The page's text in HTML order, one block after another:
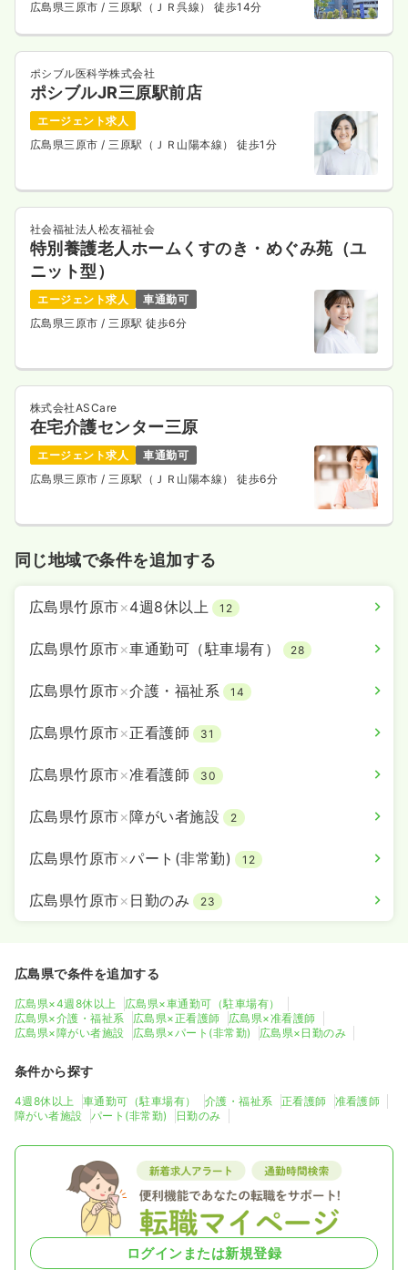
広島県三原市/ 三原駅（ＪＲ呉線） 徒歩14分
ポシブル医科学株式会社
ポシブルJR三原駅前店
エージェント求人
広島県三原市 / 三原駅（ＪＲ山陽本線） 徒歩1分
社会福祉法人松友福祉会
特別養護老人ホームくすのき・めぐみ苑（ユ
ニット型）
エージェント求人
車通勤可
広島県三原市 / 三原駅 徒歩6分
株式会社ASCare
在宅介護センター三原
エージェント求人
車通勤可
広島県三原市 / 三原駅（ＪＲ山陽本線） 徒歩6分
同じ地域で条件を追加する
広島県竹原市×4週8休以上 12
広島県竹原市×車通勤可（駐車場有） 28
広島県竹原市×介護・福祉系 14
広島県竹原市×正看護師 31
広島県竹原市×准看護師 30
広島県竹原市×障がい者施設 2
広島県竹原市×パート(非常勤) 12
広島県竹原市× 日勤のみ 23
広島県で条件を追加する
広島県×4週8休以上
広島県×車通勤可（駐車場有）
広島県×介護・福祉系
広島県×正看護師
広島県×准看護師
広島県×障がい者施設
広島県×パート(非常勤) 広島県×日勤のみ
条件から探す
4週8休以上 車通勤可（駐車場有） 介護・福祉系 正看護師
准看護師
障がい者施設
パート(非常勤) 日勤のみ
ログインまたは新規登録